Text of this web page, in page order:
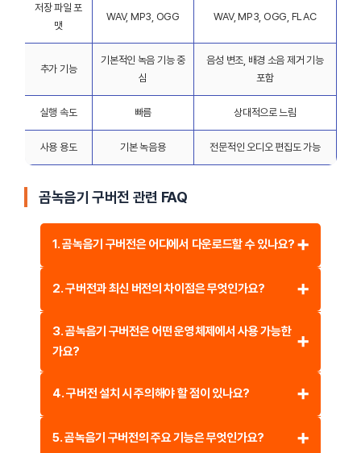
저장 파일 포
맷
WAV, MP3, OGG WAV, MP3, OGG, FLAC
추가 기능
기본적인 녹음 기능 중
심
음성 변조, 배경 소음 제거 기능
포함
실행 속도 빠름 상대적으로 느림
사용 용도 기본 녹음용 전문적인 오디오 편집도 가능
곰녹음기 구버전 관련 FAQ
1. 곰녹음기 구버전은 어디에서 다운로드할 수 있나요?
곰녹음기 구버전은 공식 웹사이트에서는 제공되지 않을
다운로드할 때는 신뢰할 수 있는 출처를 이용하고, 반드시
바이러스 검사를 진행하는 것이 좋습니다.
2. 구버전과 최신 버전의 차이점은 무엇인가요?
구버전은 비교적 가벼운 용량과 단순한 UI를 제공하며,
기본적인 녹음 기능만 포함되어 있습니다. 반면 최신 버전은
현대적이지만 시스템 요구사항이 다소 높아졌습니다.
3. 곰녹음기 구버전은 어떤 운영체제에서 사용 가능한
가요?
구버전은 Windows XP, Vista, 7 등의 구형 운영체제에서
있습니다. 호환성을 위해 ‘호환 모드’를 활용해보는 것도
4. 구버전 설치 시 주의해야 할 점이 있나요?
구버전은 공식 지원이 종료된 경우가 많아 보안 업데이트가
5. 곰녹음기 구버전의 주요 기능은 무엇인가요?